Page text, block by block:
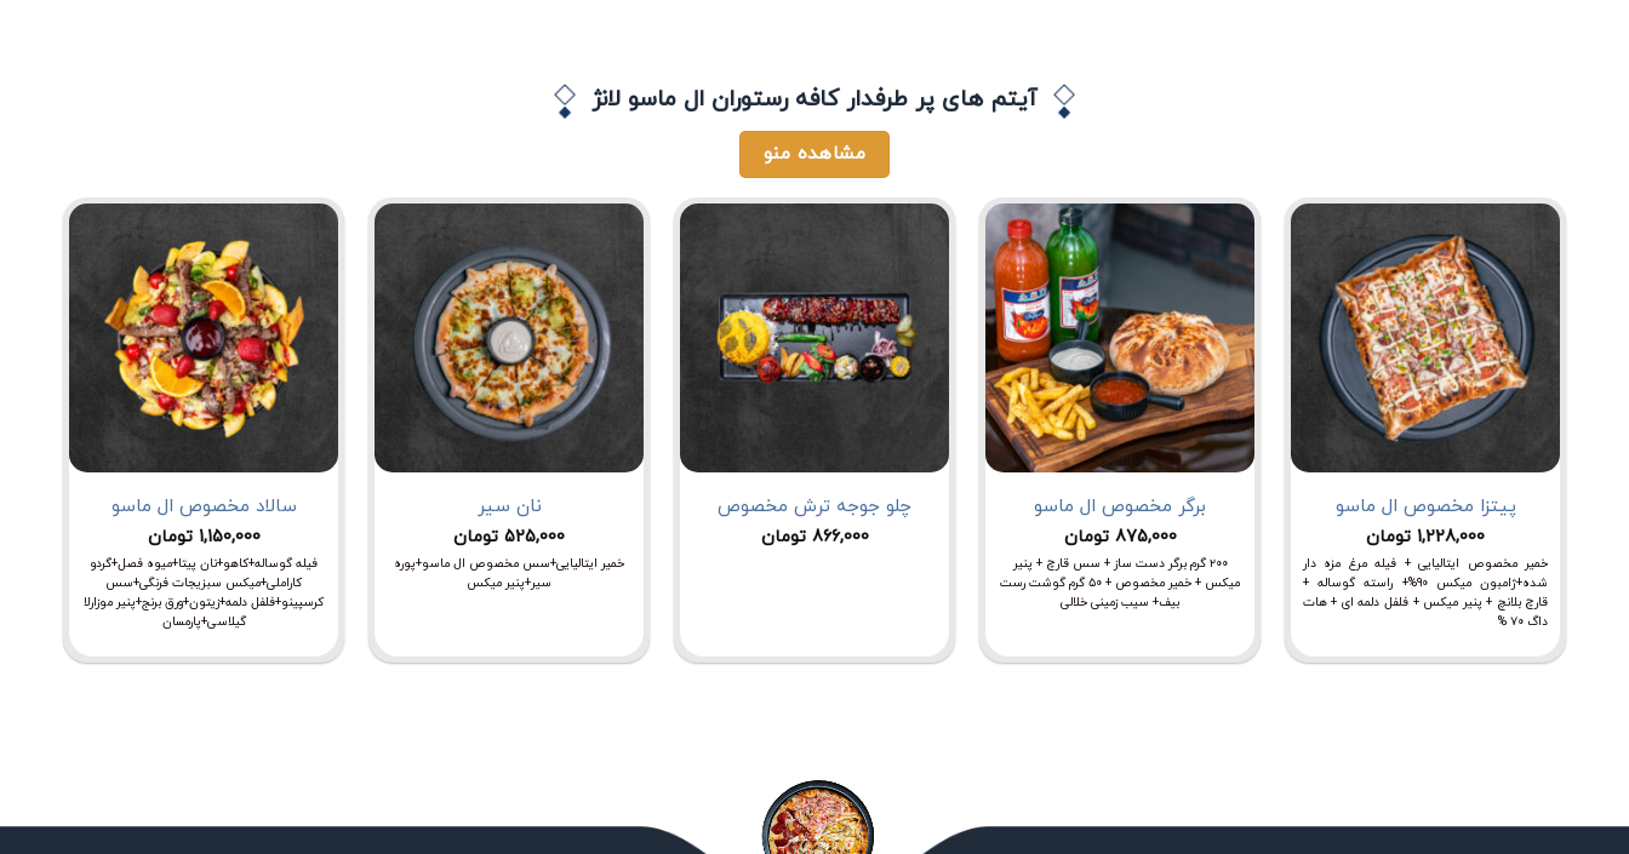
آیتم های پر طرفدار کافه رستوران ال ماسو لانژ
مشاهده منو
پیتزا مخصوص ال ماسو
1,228,000 تومان
خمیر مخصوص ایتالیایی + فیله مرغ مزه دار
شده+ژامبون میکس ۹۰%+ راسته گوساله +
قارچ بلانچ + پنیر میکس + فلفل دلمه ای + هات
داگ ۷۰ %
برگر مخصوص ال ماسو
875,000 تومان
۲۰۰ گرم برگر دست ساز + سس قارچ + پنیر
میکس + خمیر مخصوص + ۵۰ گرم گوشت رست
بیف+ سیب زمینی خلالی
چلو جوجه ترش مخصوص
866,000 تومان
نان سیر
525,000 تومان
خمیر ایتالیایی+سس مخصوص ال ماسو+پوره
سیر+پنیر میکس
سالاد مخصوص ال ماسو
1,150,000 تومان
فیله گوساله+کاهو+نان پیتا+میوه فصل+گردو
کاراملی+میکس سبزیجات فرنگی+سس
کرسپینو+فلفل دلمه+زیتون+ورق برنج+پنیر موزارلا
گیلاسی+پارمسان